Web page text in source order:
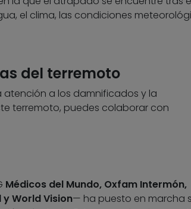
el clima, las condiciones
del terremoto
atención a los damnificados y la
terremoto, puedes colaborar con
Médicos del Mundo, Oxfam Intermón,
y World Vision— ha puesto en marcha